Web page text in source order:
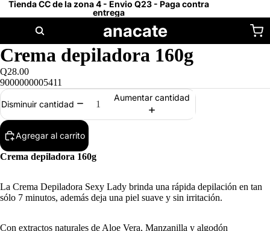
Tienda CC de la zona 4 - Envio Q23 - Paga contra
entrega
anacate
Crema depiladora 160g
Q28.00
9000000005411
Disminuir cantidad
Aumentar cantidad
Agregar al carrito
Crema depiladora 160g
La Crema Depiladora Sexy Lady brinda una rápida depilación en tan
sólo 7 minutos, además deja una piel suave y sin irritación.
Con extractos naturales de Aloe Vera, Manzanilla y algodón